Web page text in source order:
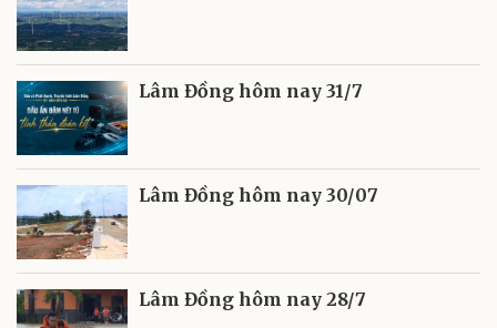
Lâm Đồng hôm nay 31/7
Lâm Đồng hôm nay 30/07
Lâm Đồng hôm nay 28/7